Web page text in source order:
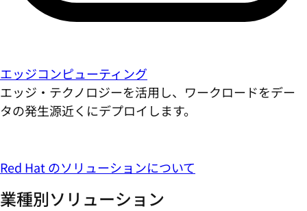
エッジコンピューティング
エッジ・テクノロジーを活用し、ワークロードをデー
タの発生源近くにデプロイします。
Red Hat のソリューションについて
業種別ソリューション